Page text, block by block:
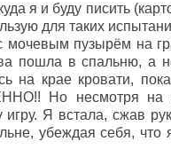
я и буду писить
для таких
мочевым пузырём на
пошла в спальню, а
на крае кровати,
Но несмотря на
Я встала, сжав
убеждая себя, что